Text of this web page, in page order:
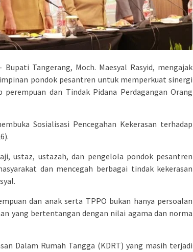
Bupati Tangerang, Moch. Maesyal Rasyid, mengajak
pondok pesantren untuk memperkuat sinergi
dan Tindak Pidana Perdagangan Orang
Sosialisasi Pencegahan Kekerasan terhadap
ustaz, ustazah, dan pengelola pondok pesantren
dan mencegah berbagai tindak kekerasan
dan anak serta TPPO bukan hanya persoalan
yang bertentangan dengan nilai agama dan norma
Dalam Rumah Tangga (KDRT) yang masih terjadi